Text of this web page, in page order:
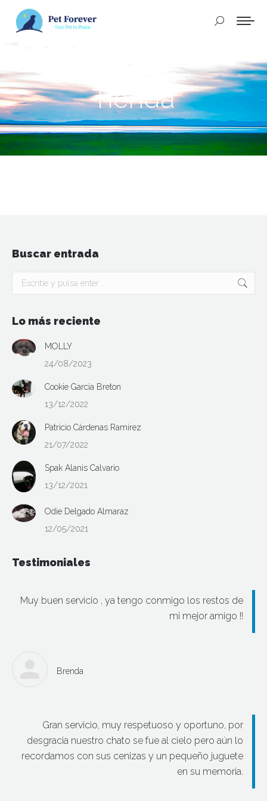
Buscar:
Tienda
Buscar entrada
Buscar:
Lo más reciente
MOLLY
24/08/2023
Cookie García Breton
13/12/2022
Patricio Cárdenas Ramírez
21/07/2022
Spak Alanis Calvario
13/12/2021
Odie Delgado Almaraz
12/05/2021
Testimoniales
Muy buen servicio , ya tengo conmigo los restos de
mi mejor amigo !!
Brenda
Gran servicio, muy respetuoso y oportuno, por
desgracia nuestro chato se fue al cielo pero aún lo
recordamos con sus cenizas y un pequeño juguete
en su memoria.